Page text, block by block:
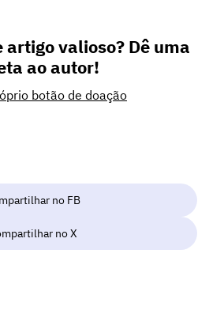
artigo valioso? Dê uma
ao autor!
botão de doação
no FB
no X